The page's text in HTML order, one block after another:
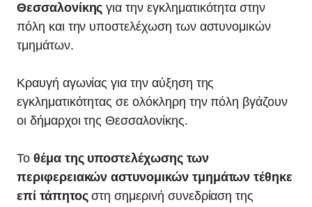
Θεσσαλονίκης για την εγκληματικότητα στην
πόλη και την υποστελέχωση των αστυνομικών
τμημάτων.
Κραυγή αγωνίας για την αύξηση της
εγκληματικότητας σε ολόκληρη την πόλη βγάζουν
οι δήμαρχοι της Θεσσαλονίκης.
Το θέμα της υποστελέχωσης των
περιφερειακών αστυνομικών τμημάτων τέθηκε
επί τάπητοςστη σημερινή συνεδρίαση της